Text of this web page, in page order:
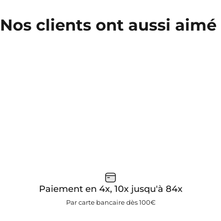
Nos clients ont aussi aimé
Paiement en 4x, 10x jusqu'à 84x
Par carte bancaire dès 100€